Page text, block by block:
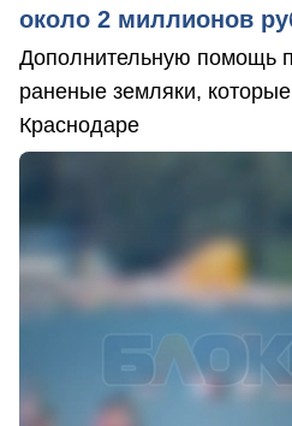
около 2 миллионов
Дополнительную помощь
раненые земляки,
Краснодаре